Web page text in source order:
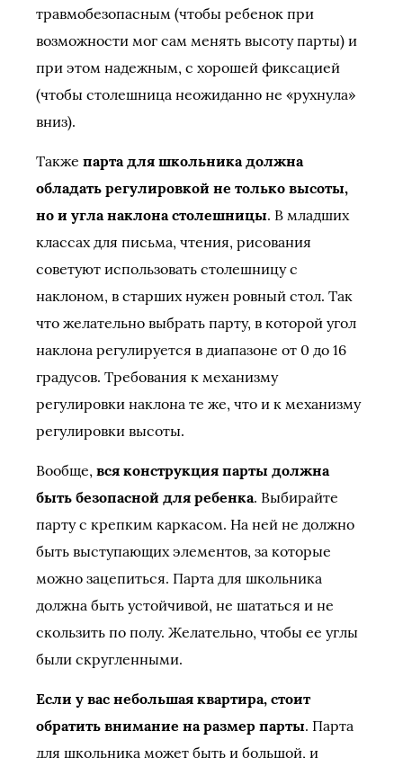
травмобезопасным (чтобы ребенок при
возможности мог сам менять высоту парты) и
при этом надежным, с хорошей фиксацией
(чтобы столешница неожиданно не «рухнула»
вниз).
Также парта для школьника должна
обладать регулировкой не только высоты,
но и угла наклона столешницы. В младших
классах для письма, чтения, рисования
советуют использовать столешницу с
наклоном, в старших нужен ровный стол. Так
что желательно выбрать парту, в которой угол
наклона регулируется в диапазоне от 0 до 16
градусов. Требования к механизму
регулировки наклона те же, что и к механизму
регулировки высоты.
Вообще, вся конструкция парты должна
быть безопасной для ребенка. Выбирайте
парту с крепким каркасом. На ней не должно
быть выступающих элементов, за которые
можно зацепиться. Парта для школьника
должна быть устойчивой, не шататься и не
скользить по полу. Желательно, чтобы ее углы
были скругленными.
Если у вас небольшая квартира, стоит
обратить внимание на размер парты. Парта
для школьника может быть и большой, и